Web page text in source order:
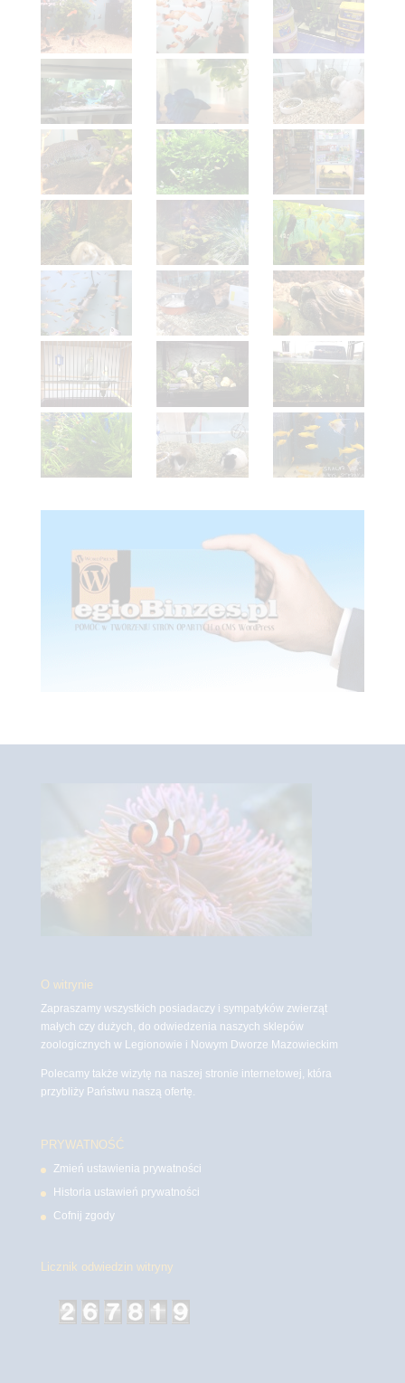
O witrynie
Zapraszamy wszystkich posiadaczy i sympatyków zwierząt
małych czy dużych, do odwiedzenia naszych sklepów
zoologicznych w Legionowie i Nowym Dworze Mazowieckim
Polecamy także wizytę na naszej stronie internetowej, która
przybliży Państwu naszą ofertę.
PRYWATNOŚĆ
Zmień ustawienia prywatności
Historia ustawień prywatności
Cofnij zgody
Licznik odwiedzin witryny